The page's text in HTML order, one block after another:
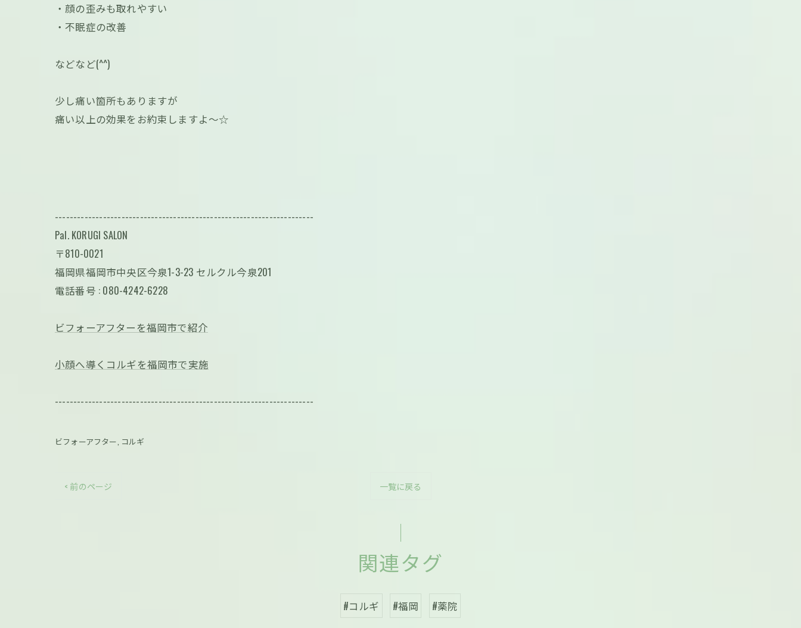
・顔の歪みも取れやすい
・不眠症の改善
などなど(^^)
少し痛い箇所もありますが
痛い以上の効果をお約束します‪よ〜☆
----------------------------------------------------------------------
Pal. KORUGI SALON
〒810-0021
福岡県福岡市中央区今泉1-3-23 セルクル今泉201
電話番号 : 080-4242-6228
ビフォーアフターを福岡市で紹介
小顔へ導くコルギを福岡市で実施
----------------------------------------------------------------------
ビフォーアフター コルギ
< 前のページ 一覧に戻る
関連タグ
#コルギ #福岡 #薬院